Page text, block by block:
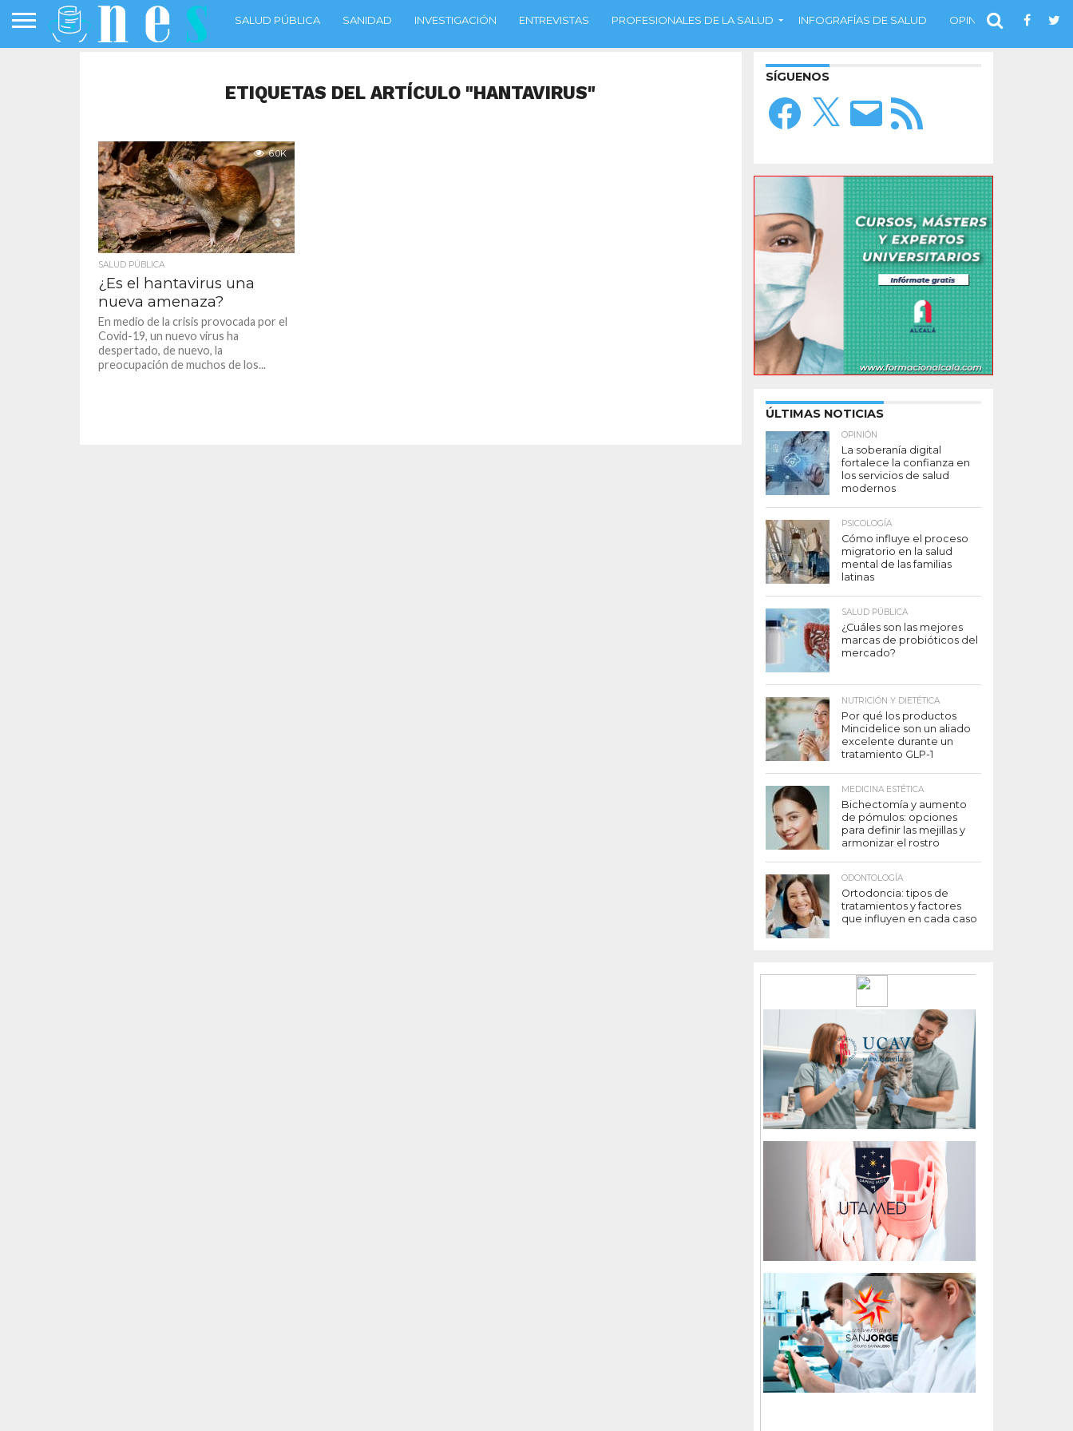
SALUD PÚBLICA SANIDAD INVESTIGACIÓN ENTREVISTAS PROFESIONALES DE LA SALUD INFOGRAFÍAS DE SALUD OPINIÓN
ETIQUETAS DEL ARTÍCULO "HANTAVIRUS"
6.0K
SALUD PÚBLICA
¿Es el hantavirus una
nueva amenaza?
En medio de la crisis provocada por el
Covid-19, un nuevo virus ha
despertado, de nuevo, la
preocupación de muchos de los...
SÍGUENOS
Facebook
X
Correo
electrónico
Feed
RSS
ÚLTIMAS NOTICIAS
OPINIÓN
La soberanía digital
fortalece la confianza en
los servicios de salud
modernos
PSICOLOGÍA
Cómo influye el proceso
migratorio en la salud
mental de las familias
latinas
SALUD PÚBLICA
¿Cuáles son las mejores
marcas de probióticos del
mercado?
NUTRICIÓN Y DIETÉTICA
Por qué los productos
Mincidelice son un aliado
excelente durante un
tratamiento GLP-1
MEDICINA ESTÉTICA
Bichectomía y aumento
de pómulos: opciones
para definir las mejillas y
armonizar el rostro
ODONTOLOGÍA
Ortodoncia: tipos de
tratamientos y factores
que influyen en cada caso